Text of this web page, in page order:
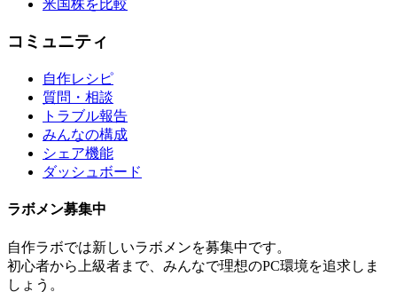
米国株を比較
コミュニティ
自作レシピ
質問・相談
トラブル報告
みんなの構成
シェア機能
ダッシュボード
ラボメン募集中
自作ラボでは新しいラボメンを募集中です。
初心者から上級者まで、みんなで理想のPC環境を追求しま
しょう。